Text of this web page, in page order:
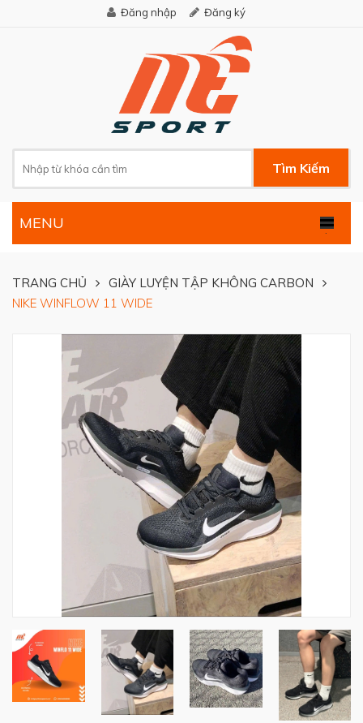
Đăng nhập Đăng ký
Tìm Kiếm
.
MENU
TRANG CHỦ
GIÀY LUYỆN TẬP KHÔNG CARBON
NIKE WINFLOW 11 WIDE